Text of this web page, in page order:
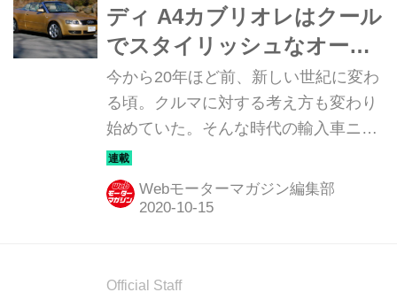
ディ A4カブリオレはクール
でスタイリッシュなオープ
ンモデルだった
今から20年ほど前、新しい世紀に変わ
る頃。クルマに対する考え方も変わり
始めていた。そんな時代の輸入車ニュ
ーモデルのインプレッションを当時の
写真と記事で振り返ってみよう。今回
は「アウディ A4カブリオレ」だ。
Webモーターマガジン編集部
Official Staff